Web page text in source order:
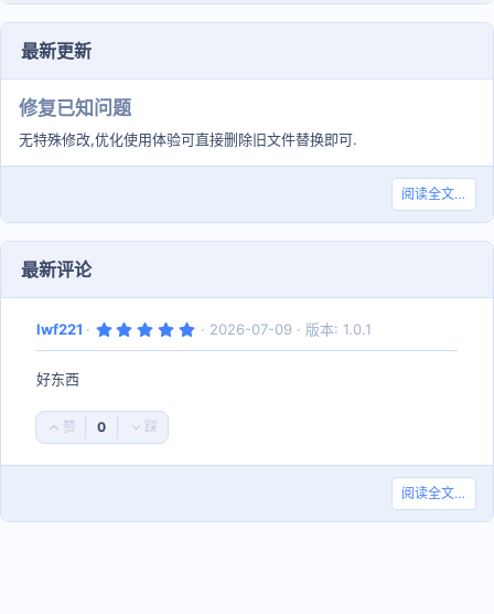
最新更新
修复已知问题
无特殊修改,优化使用体验可直接删除旧文件替换即可.
阅读全文…
最新评论
lwf221
5
0
2026-07-09 版本: 1.0.1
好东西
好
评
0
否
决
阅读全文…